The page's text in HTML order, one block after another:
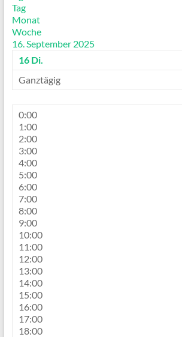
Tag
Monat
Woche
16. September 2025
16 Di.
Ganztägig
0:00
1:00
2:00
3:00
4:00
5:00
6:00
7:00
8:00
9:00
10:00
11:00
12:00
13:00
14:00
15:00
16:00
17:00
18:00